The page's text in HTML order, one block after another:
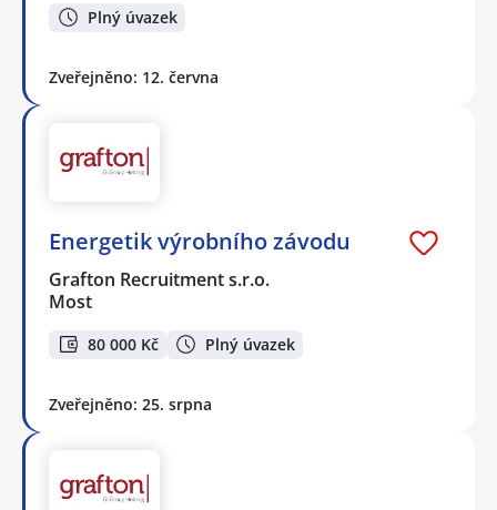
Plný úvazek
Zveřejněno: 12. června
Energetik výrobního závodu
Grafton Recruitment s.r.o.
Most
80 000 Kč Plný úvazek
Zveřejněno: 25. srpna